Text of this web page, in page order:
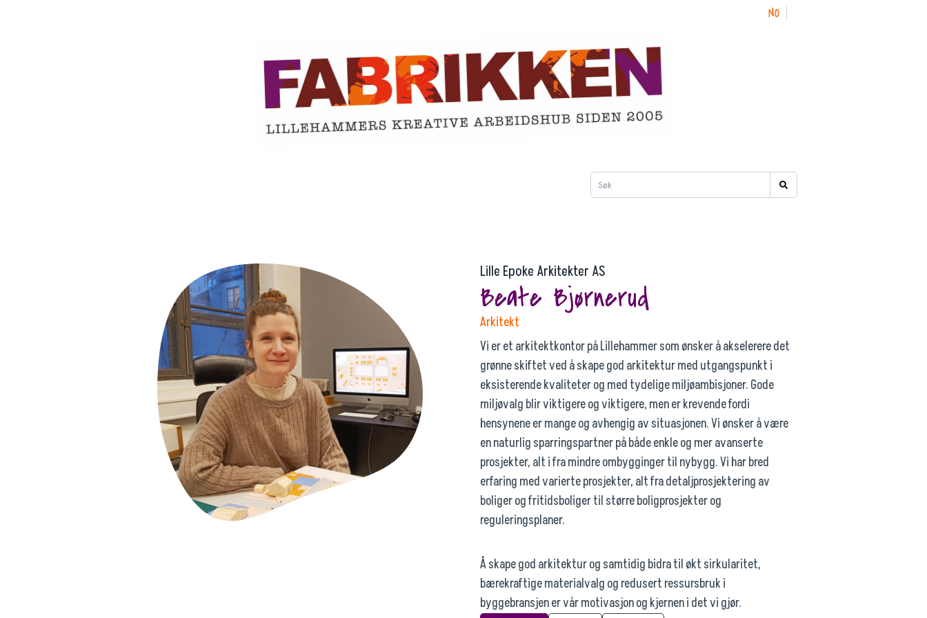
NO
Lille Epoke Arkitekter AS
Beate Bjørnerud
Arkitekt
Vi er et arkitektkontor på Lillehammer som ønsker å akselerere det
grønne skiftet ved å skape god arkitektur med utgangspunkt i
eksisterende kvaliteter og med tydelige miljøambisjoner. Gode
miljøvalg blir viktigere og viktigere, men er krevende fordi
hensynene er mange og avhengig av situasjonen. Vi ønsker å være
en naturlig sparringspartner på både enkle og mer avanserte
prosjekter, alt i fra mindre ombygginger til nybygg. Vi har bred
erfaring med varierte prosjekter, alt fra detaljprosjektering av
boliger og fritidsboliger til større boligprosjekter og
reguleringsplaner.
Å skape god arkitektur og samtidig bidra til økt sirkularitet,
bærekraftige materialvalg og redusert ressursbruk i
byggebransjen er vår motivasjon og kjernen i det vi gjør.